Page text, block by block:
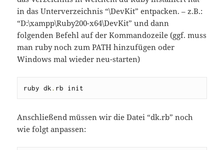
in das Unterverzeichnis “\DevKit” entpacken. – z.B.:
“D:\xampp\Ruby200-x64\DevKit” und dann
folgenden Befehl auf der Kommandozeile (ggf. muss
man ruby noch zum PATH hinzufügen oder
Windows mal wieder neu-starten)
ruby dk . rb init
Anschließend müssen wir die Datei “dk.rb” noch
wie folgt anpassen: